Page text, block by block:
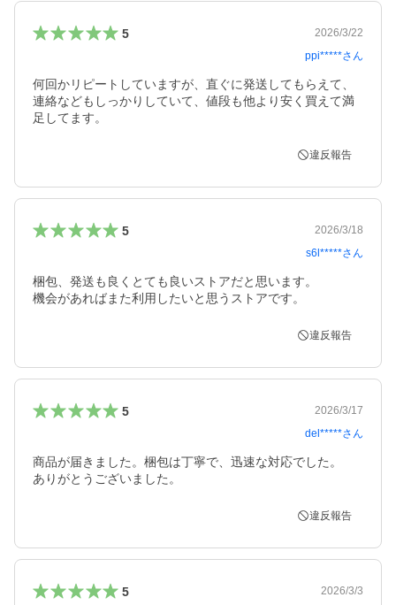
5
2026/3/22
ppi*****さん
何回かリピートしていますが、直ぐに発送してもらえて、
連絡などもしっかりしていて、値段も他より安く買えて満
足してます。
違反報告
5
2026/3/18
s6l*****さん
梱包、発送も良くとても良いストアだと思います。
機会があればまた利用したいと思うストアです。
違反報告
5
2026/3/17
del*****さん
商品が届きました。梱包は丁寧で、迅速な対応でした。
ありがとうございました。
違反報告
5
2026/3/3